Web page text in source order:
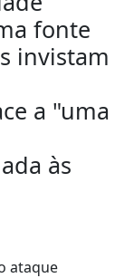
fonte
invistam
a "uma
às
ataque